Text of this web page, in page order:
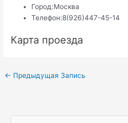
Город:Москва
Телефон:8(926)447-45-14
Карта проезда
Навигация
← Предыдущая Запись